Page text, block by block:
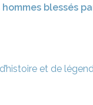
blessés
et de